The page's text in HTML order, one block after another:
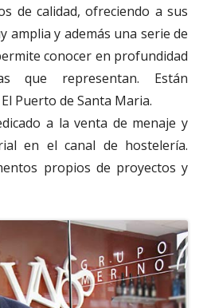
de calidad, ofreciendo a sus
amplia y además una serie de
conocer en profundidad
que representan. Están
Puerto de Santa Maria.
a la venta de menaje y
en el canal de hostelería.
propios de proyectos y